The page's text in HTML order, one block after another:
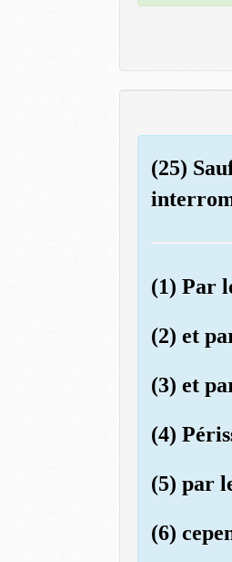
(25)
(1) Par
(2) et
(3) et
(4)
(5) par
(6)